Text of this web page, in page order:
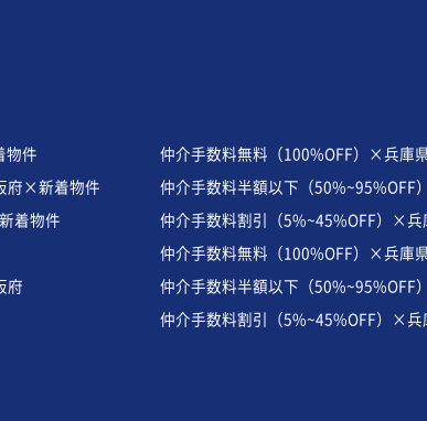
物件
仲介手数料無料（100%OFF）×兵庫
府×新着物件
仲介手数料半額以下（
着物件
仲介手数料割引（5%~45%OFF）×
仲介手数料無料（100%OFF）×兵庫
府
仲介手数料半額以下（50%~95%OFF
仲介手数料割引（5%~45%OFF）×兵